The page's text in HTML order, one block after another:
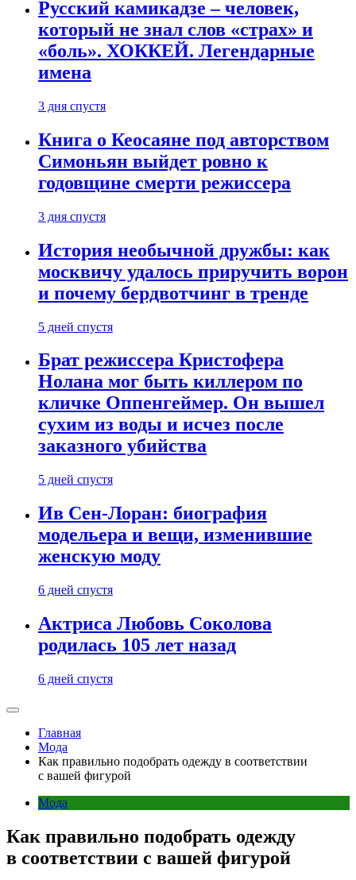
Русский камикадзе – человек,
который не знал слов «страх» и
«боль». ХОККЕЙ. Легендарные
имена
3 дня спустя
Книга о Кеосаяне под авторством
Симоньян выйдет ровно к
годовщине смерти режиссера
3 дня спустя
История необычной дружбы: как
москвичу удалось приручить ворон
и почему бердвотчинг в тренде
5 дней спустя
Брат режиссера Кристофера
Нолана мог быть киллером по
кличке Оппенгеймер. Он вышел
сухим из воды и исчез после
заказного убийства
5 дней спустя
Ив Сен-Лоран: биография
модельера и вещи, изменившие
женскую моду
6 дней спустя
Актриса Любовь Соколова
родилась 105 лет назад
6 дней спустя
Главная
Мода
Как правильно подобрать одежду в соответствии
с вашей фигурой
Мода
Как правильно подобрать одежду
в соответствии с вашей фигурой